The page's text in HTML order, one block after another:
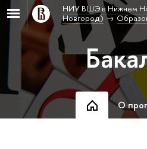
НИУ ВШЭ в Нижнем
Новгород)
О